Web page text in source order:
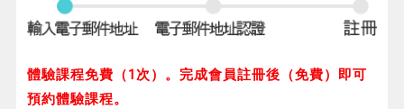
體驗課程免費（1次）。完成會員註冊後（免費）即可
預約體驗課程。